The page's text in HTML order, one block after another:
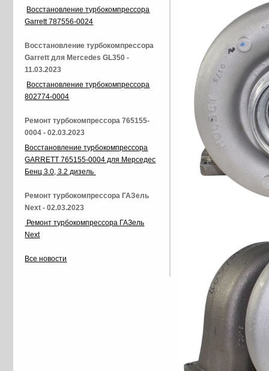
Восстановление турбокомпрессора
Garrett 787556-0024
Восстановление турбокомпрессора
Garrett для Mercedes GL350 -
11.03.2023
Восстановление турбокомпрессора
802774-0004
Ремонт турбокомпрессора 765155-
0004 - 02.03.2023
Восстановление турбокомпрессора
GARRETT 765155-0004 для Мерседес
Бенц 3.0, 3.2 дизель
Ремонт турбокомпрессора ГАЗель
Next - 02.03.2023
Ремонт турбокомпрессора ГАЗель
Next
Все новости